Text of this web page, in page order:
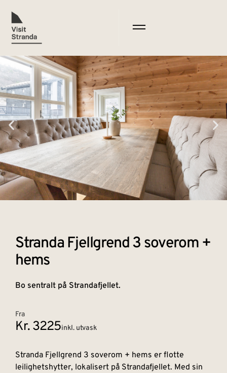
Stranda Fjellgrend 3 soverom +
hems
Bo sentralt på Strandafjellet.
Fra
Kr. 3225inkl. utvask
Stranda Fjellgrend 3 soverom + hems er flotte
leilighetshytter, lokalisert på Strandafjellet. Med sin